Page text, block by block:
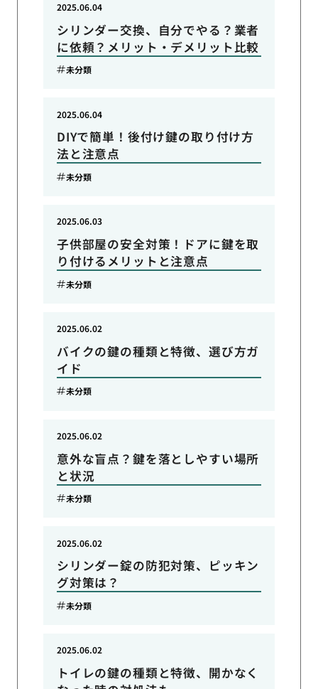
シリンダー交換、自分でやる？業者
に依頼？メリット・デメリット比較
2025.06.04
未分類
DIYで簡単！後付け鍵の取り付け方
法と注意点
2025.06.04
未分類
子供部屋の安全対策！ドアに鍵を取
り付けるメリットと注意点
2025.06.03
未分類
バイクの鍵の種類と特徴、選び方ガ
イド
2025.06.02
未分類
意外な盲点？鍵を落としやすい場所
と状況
2025.06.02
未分類
シリンダー錠の防犯対策、ピッキン
グ対策は？
2025.06.02
未分類
トイレの鍵の種類と特徴、開かなく
2025.06.02